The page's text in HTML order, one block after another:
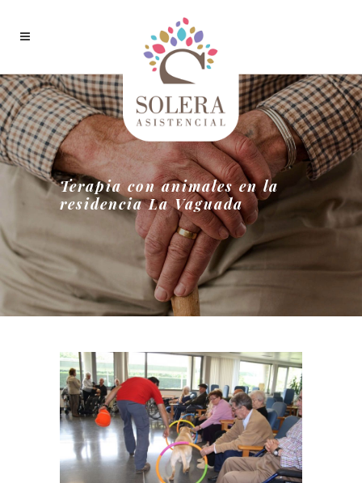
Terapia con animales en la
residencia La Vaguada